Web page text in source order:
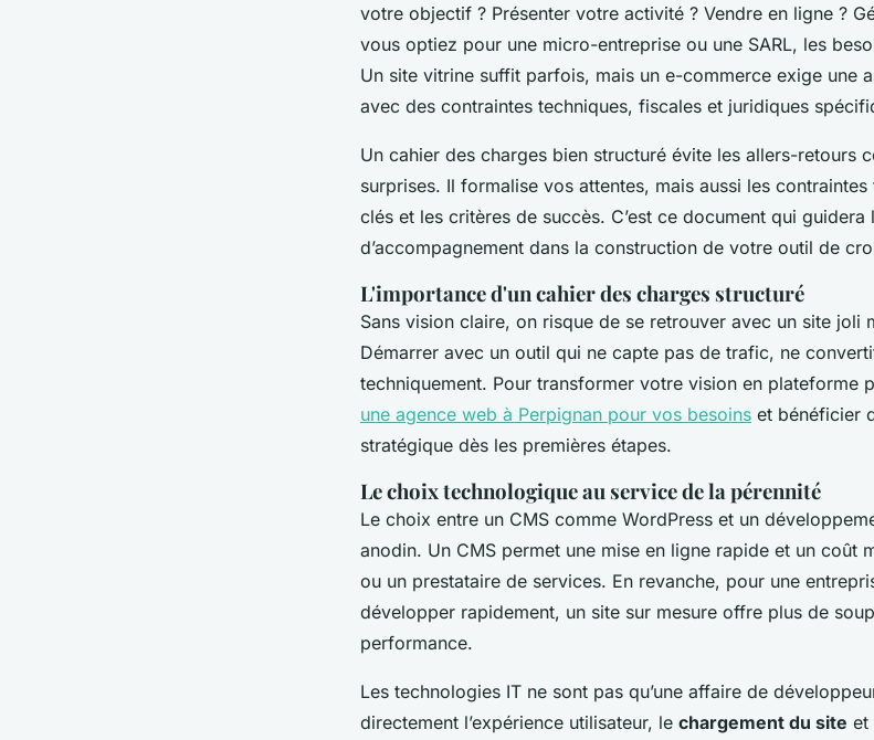
votre objectif ? Présenter votre activité ? Vendre en ligne ?
vous optiez pour une micro-entreprise ou une SARL, les
Un site vitrine suffit parfois, mais un e-commerce exige une
avec des contraintes techniques, fiscales et juridiques
Un cahier des charges bien structuré évite les allers-retours
surprises. Il formalise vos attentes, mais aussi les
clés et les critères de succès. C’est ce document qui guidera
d’accompagnement dans la construction de votre outil de
L'importance d'un cahier des charges structuré
Sans vision claire, on risque de se retrouver avec un site joli
Démarrer avec un outil qui ne capte pas de trafic, ne
techniquement. Pour transformer votre vision en plateforme
une agence web à Perpignan pour vos besoins et bénéficier
stratégique dès les premières étapes.
Le choix technologique au service de la pérennité
Le choix entre un CMS comme WordPress et un
anodin. Un CMS permet une mise en ligne rapide et un coût
ou un prestataire de services. En revanche, pour une
développer rapidement, un site sur mesure offre plus de
performance.
Les technologies IT ne sont pas qu’une affaire de
directement l’expérience utilisateur, le chargement du site et